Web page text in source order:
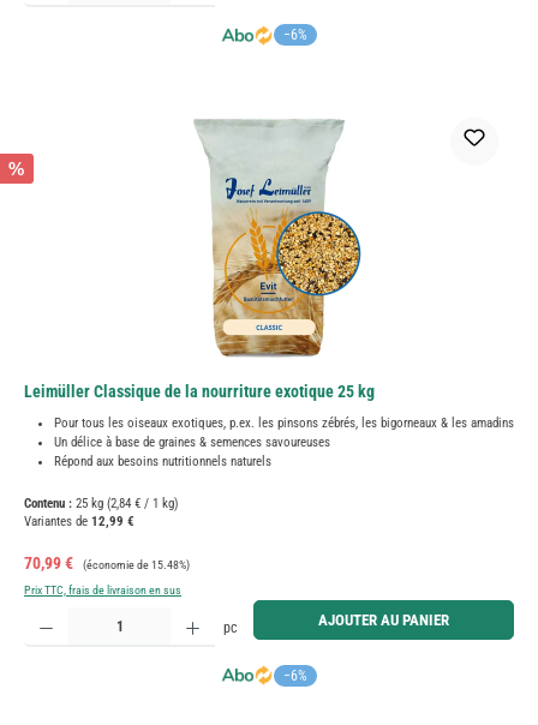
−6%
%
Leimüller Classique de la nourriture exotique 25 kg
Pour tous les oiseaux exotiques, p.ex. les pinsons zébrés, les bigorneaux & les amadins
Un délice à base de graines & semences savoureuses
Répond aux besoins nutritionnels naturels
Contenu : 25 kg (2,84 € / 1 kg)
Variantes de 12,99 €
Prix de vente :
70,99 € Prix régulier :
(économie de 15.48%)
Prix TTC, frais de livraison en sus
−6%
Quantité de produit : Entrez la quantité souhaitée ou utilisez les boutons pour augmenter ou
pc AJOUTER AU PANIER